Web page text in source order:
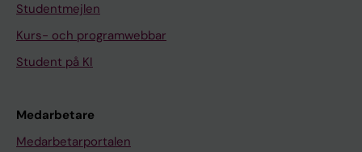
Studentmejlen
Kurs- och programwebbar
Student på KI
Medarbetare
Medarbetarportalen